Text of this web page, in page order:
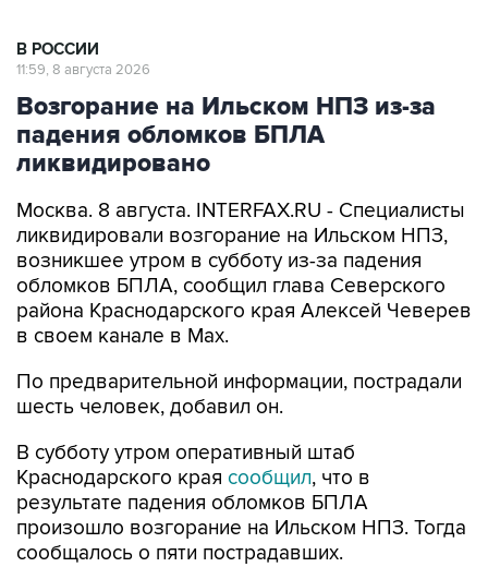
В РОССИИ
11:59, 8 августа 2026
Возгорание на Ильском НПЗ из-за
падения обломков БПЛА
ликвидировано
Москва. 8 августа. INTERFAX.RU - Специалисты
ликвидировали возгорание на Ильском НПЗ,
возникшее утром в субботу из-за падения
обломков БПЛА, сообщил глава Северского
района Краснодарского края Алексей Чеверев
в своем канале в Max.
По предварительной информации, пострадали
шесть человек, добавил он.
В субботу утром оперативный штаб
Краснодарского края сообщил, что в
результате падения обломков БПЛА
произошло возгорание на Ильском НПЗ. Тогда
сообщалось о пяти пострадавших.